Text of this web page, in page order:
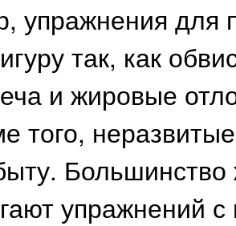
упражнения для
так, как
и жировые
того,
упражнений